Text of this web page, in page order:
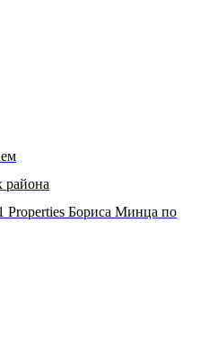
района
Properties Бориса Минца по